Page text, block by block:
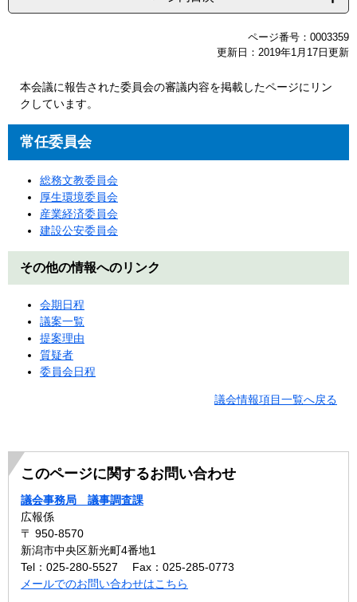
ページ番号：0003359
更新日：2019年1月17日更新
本会議に報告された委員会の審議内容を掲載したページにリン
クしています。
常任委員会
総務文教委員会
厚生環境委員会
産業経済委員会
建設公安委員会
その他の情報へのリンク
会期日程
議案一覧
提案理由
質疑者
委員会日程
議会情報項目一覧へ戻る
このページに関するお問い合わせ
議会事務局 議事調査課
広報係
〒 950-8570
新潟市中央区新光町4番地1
Tel：025-280-5527
Fax：025-285-0773
メールでのお問い合わせはこちら